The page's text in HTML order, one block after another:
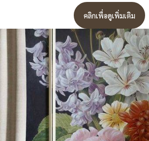
คลิกเพื่อดูเพิ่มเติม